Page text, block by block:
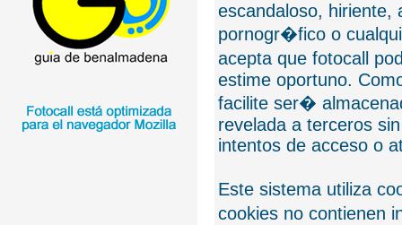
escandaloso, hiriente,
pornogr�fico o
acepta que fotocall
estime oportuno.
facilite ser�
revelada a terceros
intentos de acceso o
Este sistema utiliza
cookies no contienen